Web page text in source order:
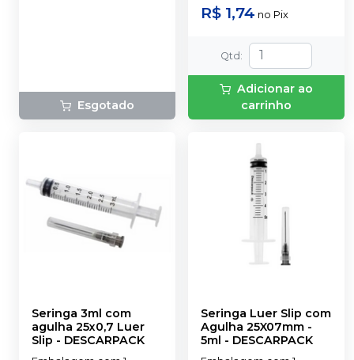
Esgotado
R$ 1,74 no Pix
Qtd :
Adicionar ao
carrinho
Seringa 3ml com
agulha 25x0,7 Luer
Slip - DESCARPACK
Seringa Luer Slip com
Agulha 25X07mm -
5ml - DESCARPACK